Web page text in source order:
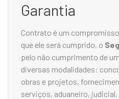
Garantia
Contrato é um
que ele será cumprido, o
pelo não cumprimento de
diversas modalidades:
obras e projetos,
serviços, aduaneiro,